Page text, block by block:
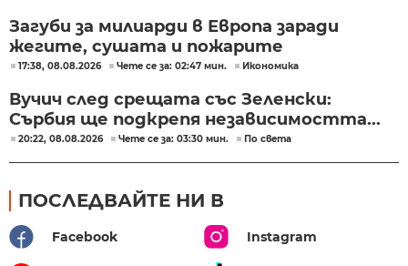
Загуби за милиарди в Европа заради
жегите, сушата и пожарите
17:38, 08.08.2026 Чете се за: 02:47 мин. Икономика
Вучич след срещата със Зеленски:
Сърбия ще подкрепя независимостта...
20:22, 08.08.2026 Чете се за: 03:30 мин. По света
ПОСЛЕДВАЙТЕ НИ В
Facebook Instagram